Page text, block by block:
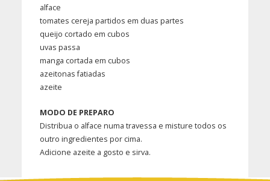
alface
tomates cereja partidos em duas partes
queijo cortado em cubos
uvas passa
manga cortada em cubos
azeitonas fatiadas
azeite
MODO DE PREPARO
Distribua o alface numa travessa e misture todos os
outro ingredientes por cima.
Adicione azeite a gosto e sirva.